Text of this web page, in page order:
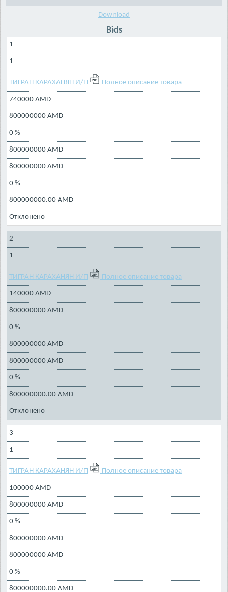
Download
Bids
1
1
ТИГРАН КАРАХАНЯН И/П Полное описание товара
740000 AMD
800000000 AMD
0 %
800000000 AMD
800000000 AMD
0 %
800000000.00 AMD
Отклонено
2
1
ТИГРАН КАРАХАНЯН И/П Полное описание товара
140000 AMD
800000000 AMD
0 %
800000000 AMD
800000000 AMD
0 %
800000000.00 AMD
Отклонено
3
1
ТИГРАН КАРАХАНЯН И/П Полное описание товара
100000 AMD
800000000 AMD
0 %
800000000 AMD
800000000 AMD
0 %
800000000.00 AMD